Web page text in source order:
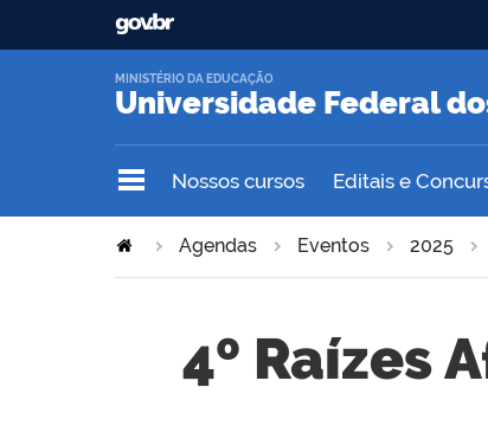
Universidade Federal
MINISTÉRIO DA EDUCAÇÃO
Nossos cursos Editais e
Agendas Eventos 2025
4º Raízes